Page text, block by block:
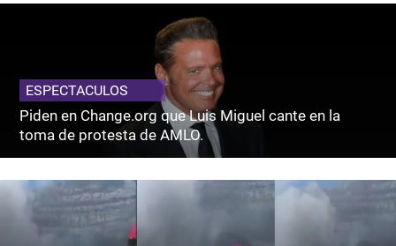
ESPECTACULOS
Piden en Change.org que Luis Miguel cante en la
toma de protesta de AMLO.